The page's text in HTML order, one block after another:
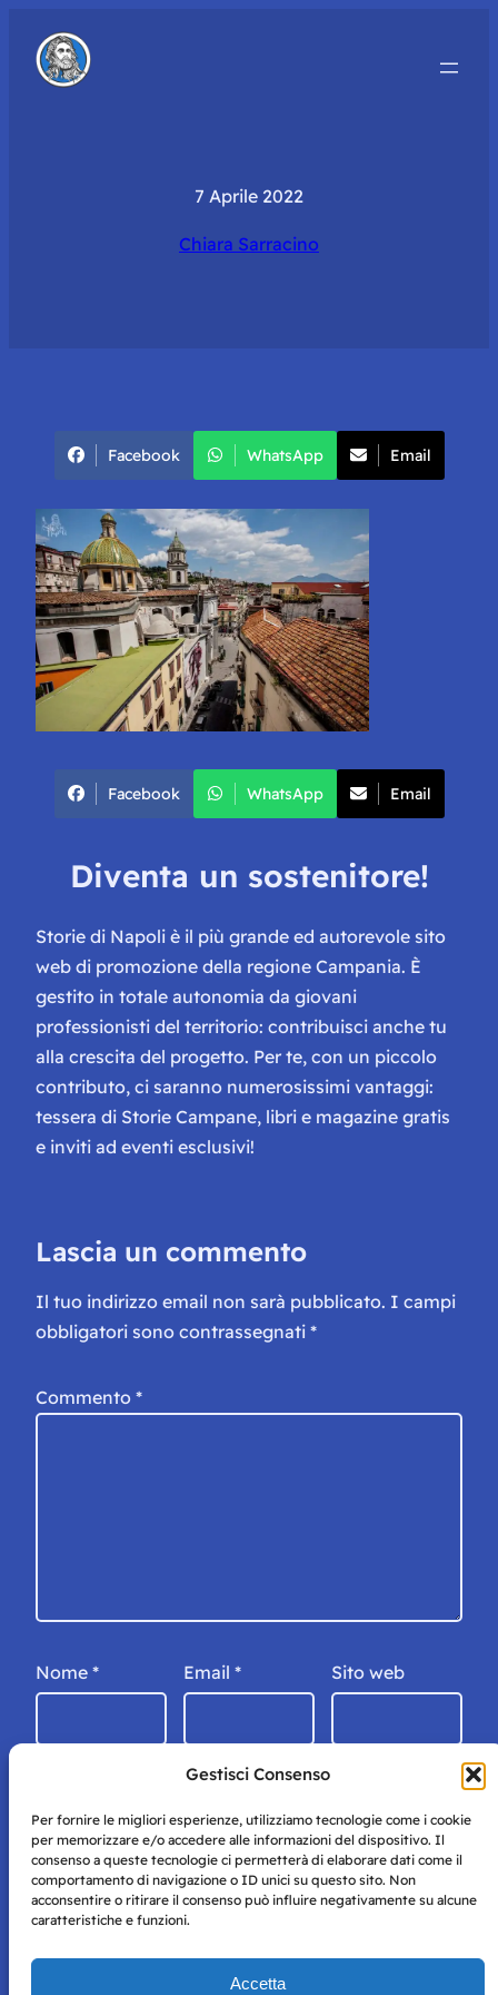
Gestisci Consenso
Per fornire le migliori esperienze, utilizziamo tecnologie come i cookie
per memorizzare e/o accedere alle informazioni del dispositivo. Il
consenso a queste tecnologie ci permetterà di elaborare dati come il
comportamento di navigazione o ID unici su questo sito. Non
acconsentire o ritirare il consenso può influire negativamente su alcune
caratteristiche e funzioni.
Accetta
7 Aprile 2022
Chiara Sarracino
Facebook WhatsApp Email
Facebook WhatsApp Email
Diventa un sostenitore!
Storie di Napoli è il più grande ed autorevole sito
web di promozione della regione Campania. È
gestito in totale autonomia da giovani
professionisti del territorio: contribuisci anche tu
alla crescita del progetto. Per te, con un piccolo
contributo, ci saranno numerosissimi vantaggi:
tessera di Storie Campane, libri e magazine gratis
e inviti ad eventi esclusivi!
Lascia un commento
Il tuo indirizzo email non sarà pubblicato. I campi
obbligatori sono contrassegnati *
Commento *
Nome * Email * Sito web
Storie di Napoli è una testata registrata presso il tribunale di